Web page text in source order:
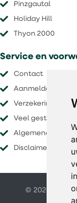
Pinzgautal
Holiday Hill
Thyon 2000
Service en
Contact
Aanmelden
Verzekeringen
Veel gestelde
Algemene
Disclaimer
© 2026 O&S